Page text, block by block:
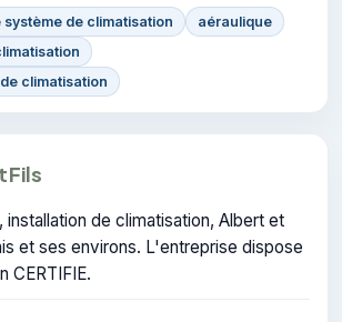
de climatisation
aéraulique
climatisation
Fils
de climatisation, Albert et
et ses environs. L'entreprise dispose
CERTIFIE.